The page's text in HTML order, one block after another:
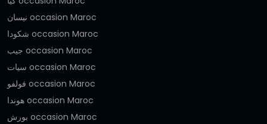
نيسان occasion Maroc
شكودا occasion Maroc
جيب occasion Maroc
سيات occasion Maroc
فولفو occasion Maroc
هوندا occasion Maroc
بورش occasion Maroc